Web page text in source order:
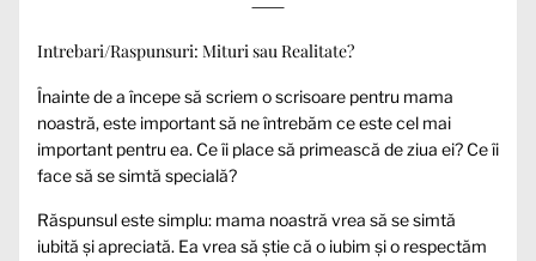
Intrebari/Raspunsuri: Mituri sau Realitate?
Înainte de a începe să scriem o scrisoare pentru mama
noastră, este important să ne întrebăm ce este cel mai
important pentru ea. Ce îi place să primească de ziua ei? Ce îi
face să se simtă specială?
Răspunsul este simplu: mama noastră vrea să se simtă
iubită și apreciată. Ea vrea să știe că o iubim și o respectăm